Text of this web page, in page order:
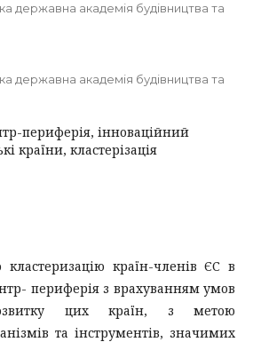
державна академія будівництва та
державна академія будівництва та
периферія, інноваційний
країни, кластерізація
кластеризацію країн-членів ЄС в
периферія з врахуванням умов
цих країн, з метою
та інструментів, значимих